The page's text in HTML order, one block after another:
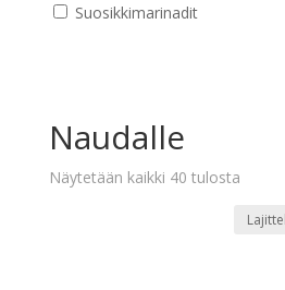
Naudalle
Näytetään kaikki 40 tulosta
Suosikkimarinadit